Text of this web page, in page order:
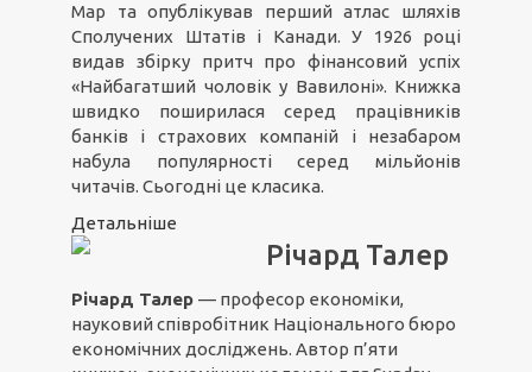
Map та опублікував перший атлас шляхів
Сполучених Штатів і Канади. У 1926 році
видав збірку притч про фінансовий успіх
«Найбагатший чоловік у Вавилоні». Книжка
швидко поширилася серед працівників
банків і страхових компаній і незабаром
набула популярності серед мільйонів
читачів. Сьогодні це класика.
Детальніше
Річард Талер
Річард Талер — професор економіки,
науковий співробітник Національного бюро
економічних досліджень. Автор п’яти